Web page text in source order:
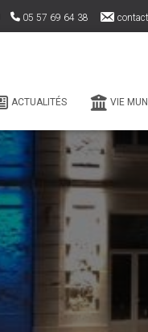
05 57 69 64 38 contact
ACTUALITÉS VIE